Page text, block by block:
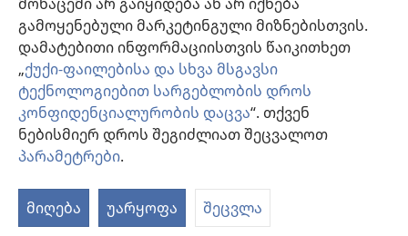
გამოყენებული მარკეტინგული მიზნებისთვის.
დამატებითი ინფორმაციისთვის წაიკითხეთ
„ქუქი-ფაილებისა და სხვა მსგავსი
ტექნოლოგიებით სარგებლობის დროს
კონფიდენციალურობის დაცვა“. თქვენ
ნებისმიერ დროს შეგიძლიათ შეცვალოთ
პარამეტრები.
მიღება უარყოფა შეცვლა
„საგუშაგო კოშკის ბიბლიოთეკა“
Copyright© 2026 Watch Tower Bible and Tract Society of Pennsylvania.
ᲡᲐᲠᲒᲔᲑᲚᲝᲑᲘᲡ ᲬᲔᲡᲔᲑᲘ
|ᲣᲡᲐᲤᲠᲗᲮᲝᲔᲑᲘᲡ ᲞᲐᲠᲐᲛᲔᲢᲠᲔᲑᲘ